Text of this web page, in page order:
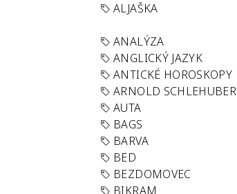
ALJAŠKA
ANALÝZA
ANGLICKÝ JAZYK
ANTICKÉ HOROSKOPY
ARNOLD SCHLEHUBER
AUTA
BAGS
BARVA
BED
BEZDOMOVEC
BIKRAM